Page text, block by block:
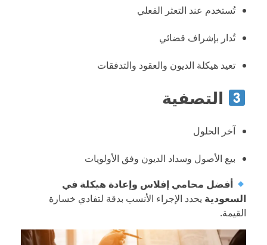
تُستخدم عند التعثر الفعلي
تُدار بإشراف قضائي
تعيد هيكلة الديون والعقود والتدفقات
التصفية
آخر الحلول
بيع الأصول وسداد الديون وفق الأولويات
أفضل محامي إفلاس وإعادة هيكلة في
السعودية يحدد الإجراء الأنسب بدقة لتفادي خسارة
القيمة.